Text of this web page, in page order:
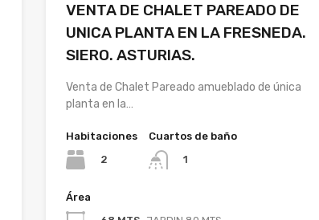
VENTA DE CHALET PAREADO DE
UNICA PLANTA EN LA FRESNEDA.
SIERO. ASTURIAS.
Venta de Chalet Pareado amueblado de única
planta en la…
Habitaciones
2
Cuartos de baño
1
Área